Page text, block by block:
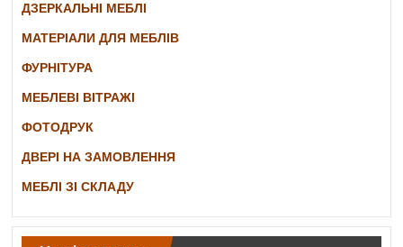
ДЗЕРКАЛЬНІ МЕБЛІ
МАТЕРІАЛИ ДЛЯ МЕБЛІВ
ФУРНІТУРА
МЕБЛЕВІ ВІТРАЖІ
ФОТОДРУК
ДВЕРІ НА ЗАМОВЛЕННЯ
МЕБЛІ ЗІ СКЛАДУ